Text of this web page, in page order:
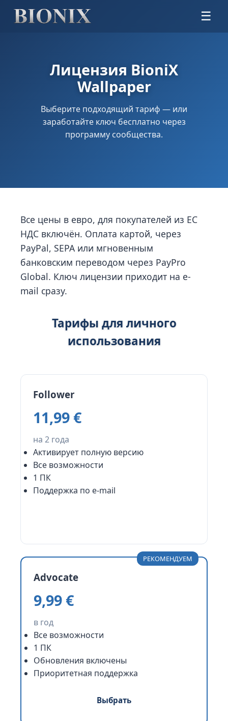
☰
Лицензия BioniX
Wallpaper
Выберите подходящий тариф — или
заработайте ключ бесплатно через
программу сообщества.
Все цены в евро, для покупателей из ЕС
НДС включён. Оплата картой, через
PayPal, SEPA или мгновенным
банковским переводом через PayPro
Global. Ключ лицензии приходит на e-
mail сразу.
Тарифы для личного
использования
Follower
11,99 €
на 2 года
Активирует полную версию
Все возможности
1 ПК
Поддержка по e-mail
РЕКОМЕНДУЕМ
Advocate
9,99 €
в год
Все возможности
1 ПК
Обновления включены
Приоритетная поддержка
Выбрать